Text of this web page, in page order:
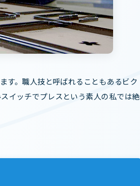
す。職人技と呼ばれることもあるビク
イッチでプレスという素人の私では絶